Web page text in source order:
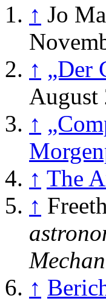
↑ Jo
↑ „Der
August
↑
↑ The
↑
↑